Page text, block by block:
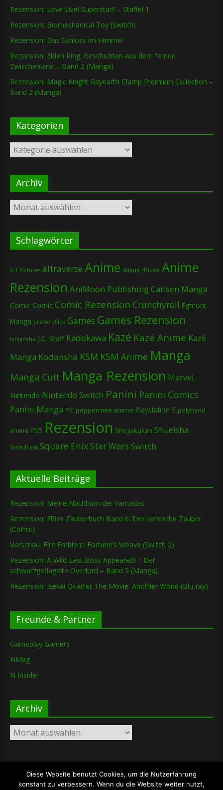
Rezension: Love Live! Superstar!! – Staffel 1
Rezension: Biomechanical Toy (Switch)
Rezension: Das Schloss im Himmel
Rezension: Elden Ring: Geschichten aus dem fernen
Zwischenland – Band 2 (Manga)
Rezension: Magic Knight Rayearth Clamp Premium Collection –
Band 2 (Manga)
Kategorien
Kategorien
Archiv
Archiv
Schlagwörter
A-1 Pictures altraverse Anime Anime House Anime
Rezension AniMoon PublishingCarlsen Manga
Comic Comic Comic Rezension Crunchyroll Egmont
Manga Erster Blick Games Games Rezension
Ichijinsha J.C. Staff Kadokawa Kazé Kazé Anime Kazé
Manga Kodansha KSM KSM Anime Manga
Manga Cult Manga Rezension Marvel
Nintendo Nintendo Switch Panini Panini Comics
Panini Manga PC peppermint anime Playstation 5 polyband
anime PS5 Rezension Shogakukan Shueisha
Simulcast Square EnixStar Wars Switch
Aktuelle Beiträge
Rezension: Meine Nachbarn der Yamadas
Rezension: Elfies Zauberbuch Band 6: Der korsische Zauber
(Comic)
Vorschau: Fire Emblem: Fortune’s Weave (Switch 2)
Rezension: A Wild Last Boss Appeared! – Der
schwarzgeflügelte Overlord – Band 5 (Manga)
Rezension: Isekai Quartet The Movie: Another World (Blu-ray)
Freunde & Partner
Gameplay Gamers
NMag
N Insider
Archiv
Archiv
Copyright © 2026The Lost Dungeon. Alle Rechte vorbehalten.
Diese Website benutzt Cookies, um die Nutzerfahrung
konstant zu verbessern. Wenn du die Website weiter nutzt,